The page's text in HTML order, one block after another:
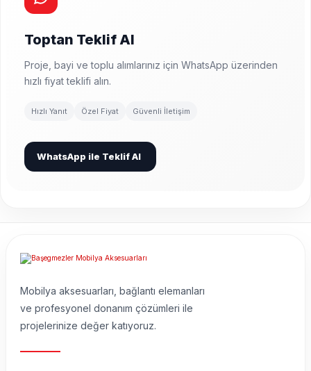
Toptan Teklif Al
Proje, bayi ve toplu alımlarınız için WhatsApp üzerinden
hızlı fiyat teklifi alın.
Hızlı Yanıt Özel Fiyat Güvenli İletişim
WhatsApp ile Teklif Al
Mobilya aksesuarları, bağlantı elemanları
ve profesyonel donanım çözümleri ile
projelerinize değer katıyoruz.